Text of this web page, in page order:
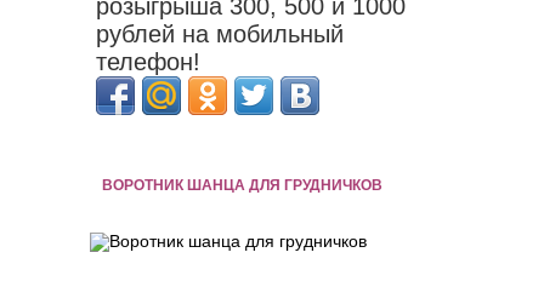
розыгрыша 300, 500 и 1000
рублей на мобильный
телефон!
ВОРОТНИК ШАНЦА ДЛЯ ГРУДНИЧКОВ